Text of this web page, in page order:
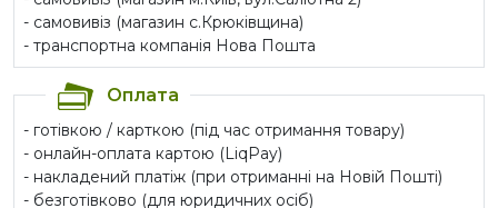
- самовивіз (магазин с.Крюківщина)
- транспортна компанія Нова Пошта
Оплата
- готівкою / карткою (під час отримання товару)
- онлайн-оплата картою (LiqPay)
- накладений платіж (при отриманні на Новій Пошті)
- безготівково (для юридичних осіб)